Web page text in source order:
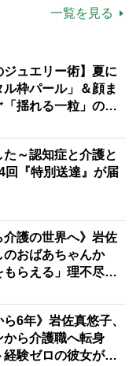
一覧を見る
ジュエリー術】夏に
ル枠パール」＆顔ま
揺れる一粒」の使
た～認知症と介護と
回『特別送達』が届
介護の世界へ》岩佐
のおばあちゃんか
もらえる」理不尽さ
い」
ら6年》岩佐真悠子、
から介護職へ転身
験ゼロの彼女が見